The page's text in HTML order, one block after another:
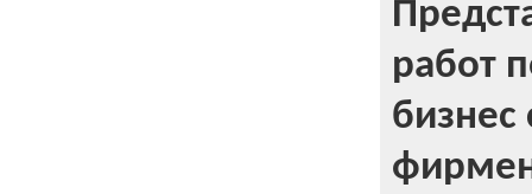
работ
бизнес